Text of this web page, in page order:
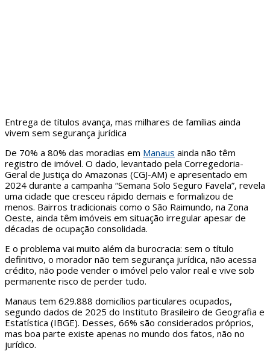
Entrega de títulos avança, mas milhares de famílias ainda
vivem sem segurança jurídica
De 70% a 80% das moradias em Manaus ainda não têm
registro de imóvel. O dado, levantado pela Corregedoria-
Geral de Justiça do Amazonas (CGJ-AM) e apresentado em
2024 durante a campanha “Semana Solo Seguro Favela”, revela
uma cidade que cresceu rápido demais e formalizou de
menos. Bairros tradicionais como o São Raimundo, na Zona
Oeste, ainda têm imóveis em situação irregular apesar de
décadas de ocupação consolidada.
E o problema vai muito além da burocracia: sem o título
definitivo, o morador não tem segurança jurídica, não acessa
crédito, não pode vender o imóvel pelo valor real e vive sob
permanente risco de perder tudo.
Manaus tem 629.888 domicílios particulares ocupados,
segundo dados de 2025 do Instituto Brasileiro de Geografia e
Estatística (IBGE). Desses, 66% são considerados próprios,
mas boa parte existe apenas no mundo dos fatos, não no
jurídico.